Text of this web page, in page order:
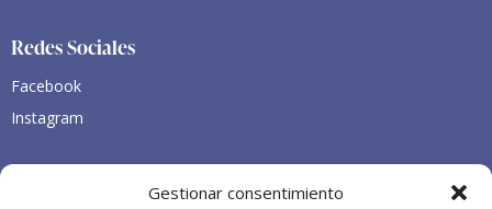
Gestionar consentimiento
Redes Sociales
Facebook
Instagram
Legales